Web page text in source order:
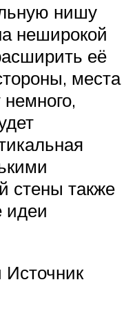
нишу
неширокой
её
места
стены также
идеи